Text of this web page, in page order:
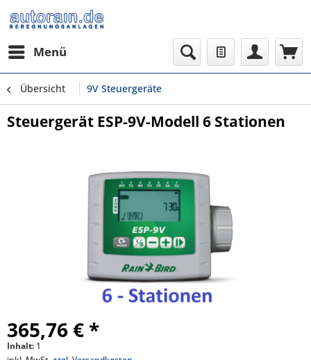
Menü
Übersicht 9V Steuergeräte
Steuergerät ESP-9V-Modell 6 Stationen
365,76 € *
Inhalt: 1